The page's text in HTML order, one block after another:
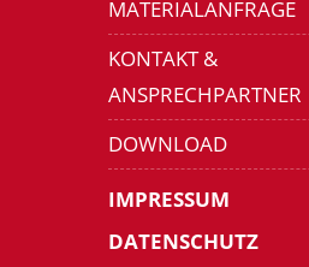
MATERIALANFRAGE
KONTAKT &
ANSPRECHPARTNER
DOWNLOAD
IMPRESSUM
DATENSCHUTZ